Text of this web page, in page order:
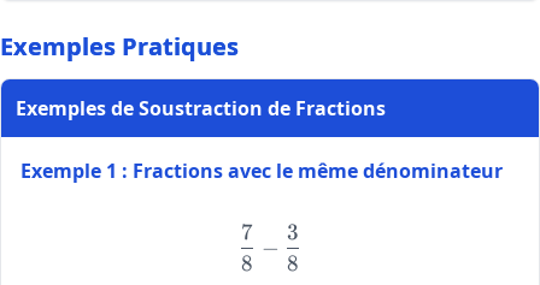
\frac{2
\times 5}
{3 \times
5} =
{15}
3}{5
\times
\frac{9}
Exemples Pratiques
Exemples de Soustraction de Fractions
Exemple 1 : Fractions avec le même dénominateur
\frac{7}{8} - \frac{3}{8}
8
7
−
8
3